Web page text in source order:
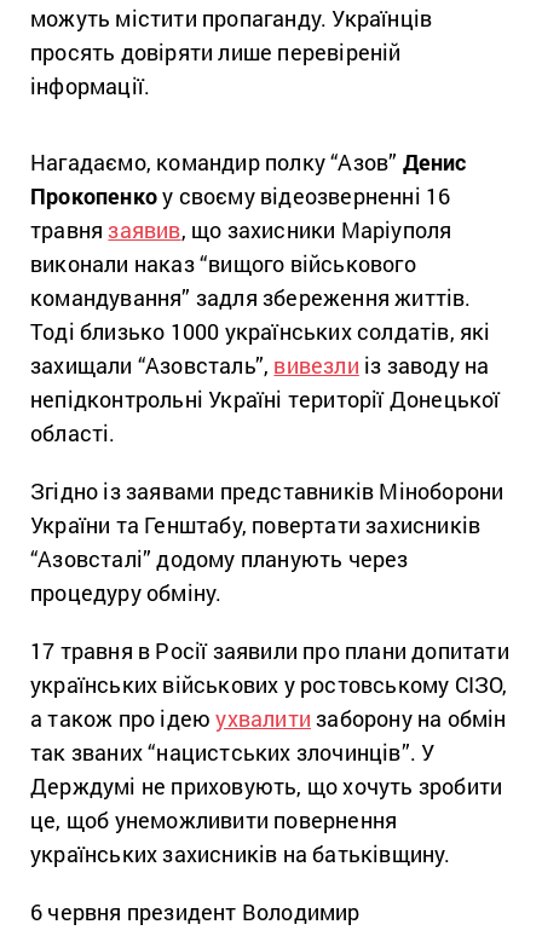
можуть містити пропаганду. Українців
просять довіряти лише перевіреній
інформації.
Нагадаємо, командир полку “Азов” Денис
Прокопенкоу своєму відеозверненні 16
травнязаявив, що захисники Маріуполя
виконали наказ “вищого військового
командування” задля збереження життів.
Тоді близько 1000 українських солдатів, які
захищали “Азовсталь”, вивезли із заводу на
непідконтрольні Україні території Донецької
області.
Згідно із заявами представників Міноборони
України та Генштабу, повертати захисників
“Азовсталі” додому планують через
процедуру обміну.
17 травня в Росії заявили про плани допитати
українських військових у ростовському СІЗО,
а також про ідеюухвалити заборону на обмін
так званих “нацистських злочинців”. У
Держдумі не приховують, що хочуть зробити
це, щоб унеможливити повернення
українських захисників на батьківщину.
6 червня президент Володимир